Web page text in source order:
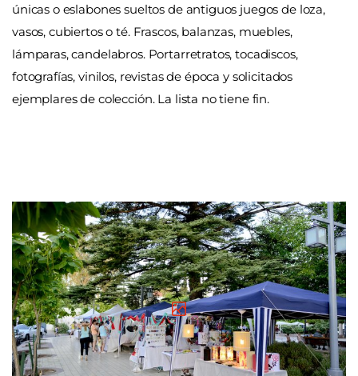
únicas o eslabones sueltos de antiguos juegos de loza,
vasos, cubiertos o té. Frascos, balanzas, muebles,
lámparas, candelabros. Portarretratos, tocadiscos,
fotografías, vinilos, revistas de época y solicitados
ejemplares de colección. La lista no tiene fin.